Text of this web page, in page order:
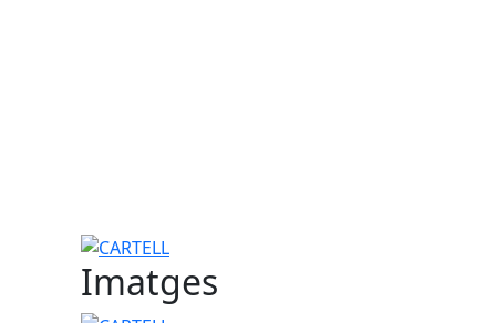
CARTELL
Imatges